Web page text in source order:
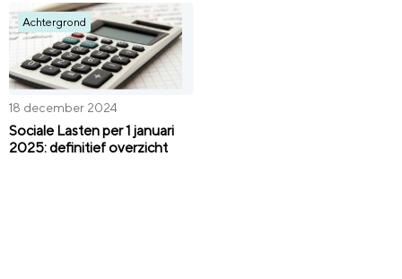
Achtergrond
18 december 2024
Sociale Lasten per 1 januari
2025: definitief overzicht